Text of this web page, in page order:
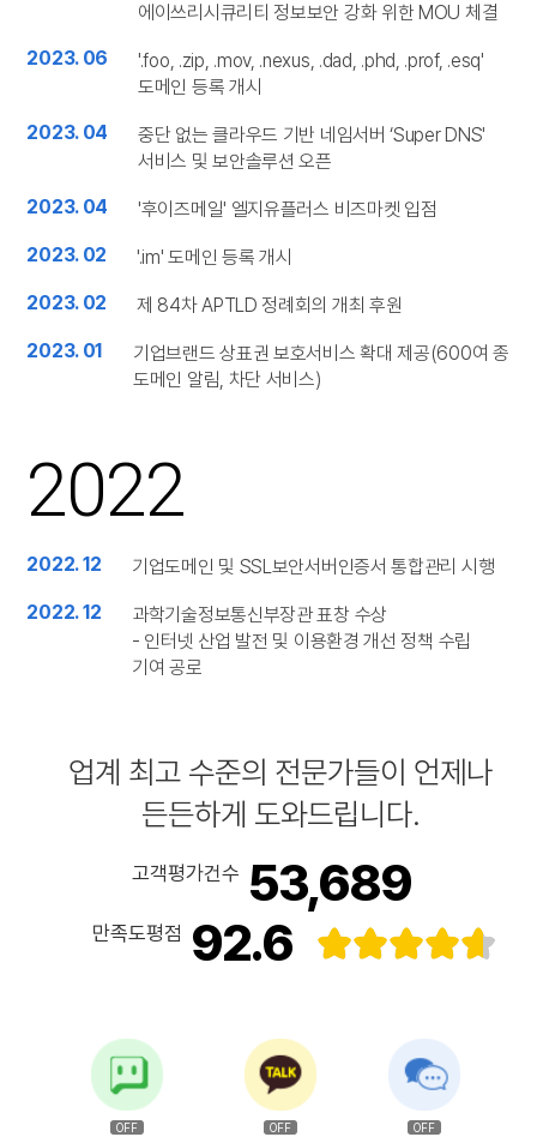
에이쓰리시큐리티 정보보안 강화 위한 MOU 체결
2023. 06
'.foo, .zip, .mov, .nexus, .dad, .phd, .prof, .esq'
도메인 등록 개시
2023. 04
중단 없는 클라우드 기반 네임서버 ‘Super DNS'
서비스 및 보안솔루션 오픈
2023. 04
'후이즈메일' 엘지유플러스 비즈마켓 입점
2023. 02
'.im' 도메인 등록 개시
2023. 02
제 84차 APTLD 정례회의 개최 후원
2023. 01
기업브랜드 상표권 보호서비스 확대 제공(600여 종
도메인 알림, 차단 서비스)
2022
2022. 12
기업도메인 및 SSL보안서버인증서 통합관리 시행
2022. 12
과학기술정보통신부장관 표창 수상
- 인터넷 산업 발전 및 이용환경 개선 정책 수립
기여 공로
업계 최고 수준의 전문가들이 언제나
든든하게 도와드립니다.
고객평가건수 53,689
만족도평점 92.6
OFF OFF OFF